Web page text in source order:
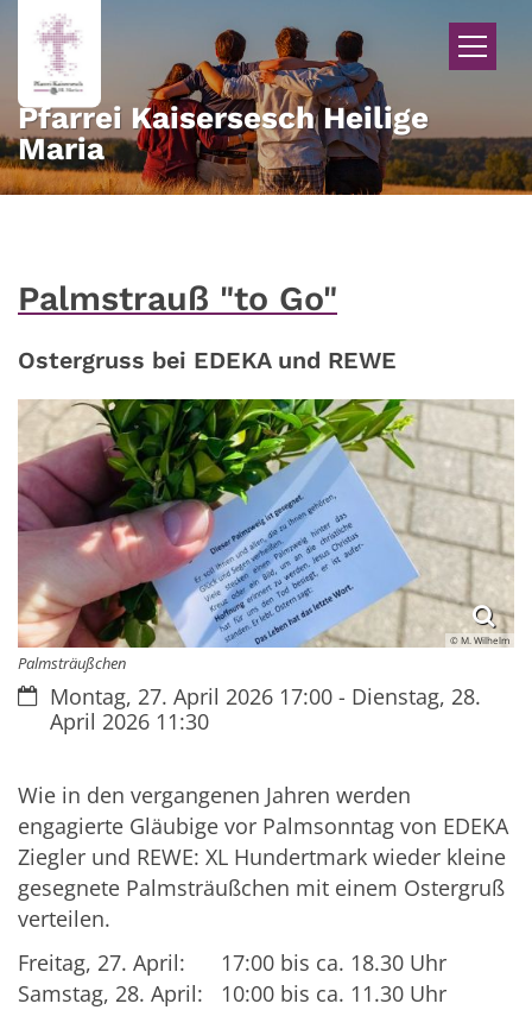
Zum Inhalt springen
Pfarrei Kaisersesch Heilige
Maria
Palmstrauß "to Go"
Ostergruss bei EDEKA und REWE
© M. Wilhelm
Palmsträußchen
Datum:
Montag, 27. April 2026 17:00 - Dienstag, 28.
April 2026 11:30
Wie in den vergangenen Jahren werden
engagierte Gläubige vor Palmsonntag von EDEKA
Ziegler und REWE: XL Hundertmark wieder kleine
gesegnete Palmsträußchen mit einem Ostergruß
verteilen.
Freitag, 27. April: 17:00 bis ca. 18.30 Uhr
Samstag, 28. April: 10:00 bis ca. 11.30 Uhr